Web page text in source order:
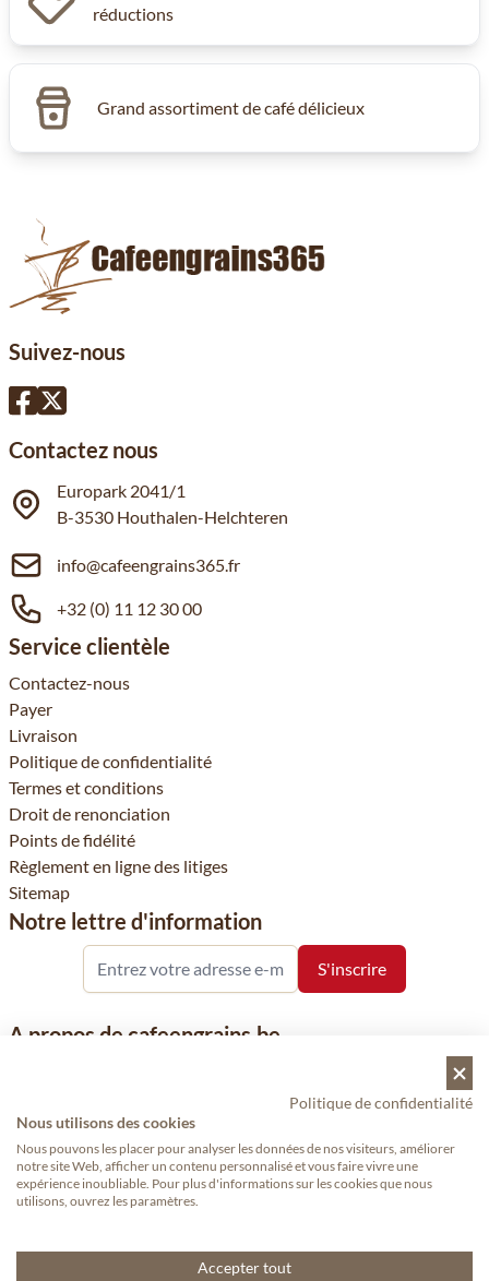
réductions
Grand assortiment de café délicieux
Suivez-nous
Contactez nous
Europark 2041/1
B-3530 Houthalen-Helchteren
info@cafeengrains365.fr
+32 (0) 11 12 30 00
Service clientèle
Contactez-nous
Payer
Livraison
Politique de confidentialité
Termes et conditions
Droit de renonciation
Points de fidélité
Règlement en ligne des litiges
Sitemap
Notre lettre d'information
A propos de cafeengrains.be
Le grain de café fait partie de la société VHN et se concentre sur
la vente de produits à base de café, de renommée nationale et
internationale, tels que le café, les grains de café, le café moulu
et les dosettes de café, garants de qualité.
Proudly made by eWings eCommerce
Politique de confidentialité
Nous utilisons des cookies
Nous pouvons les placer pour analyser les données de nos visiteurs, améliorer
notre site Web, afficher un contenu personnalisé et vous faire vivre une
expérience inoubliable. Pour plus d'informations sur les cookies que nous
utilisons, ouvrez les paramètres.
Accepter tout